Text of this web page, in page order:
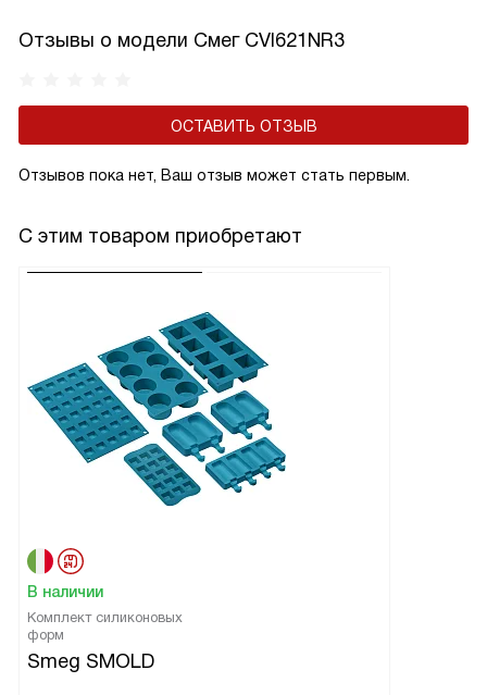
Отзывы о модели Смег CVI621NR3
ОСТАВИТЬ ОТЗЫВ
Отзывов пока нет, Ваш отзыв может стать первым.
С этим товаром приобретают
В наличии
Комплект силиконовых
форм
Smeg SMOLD